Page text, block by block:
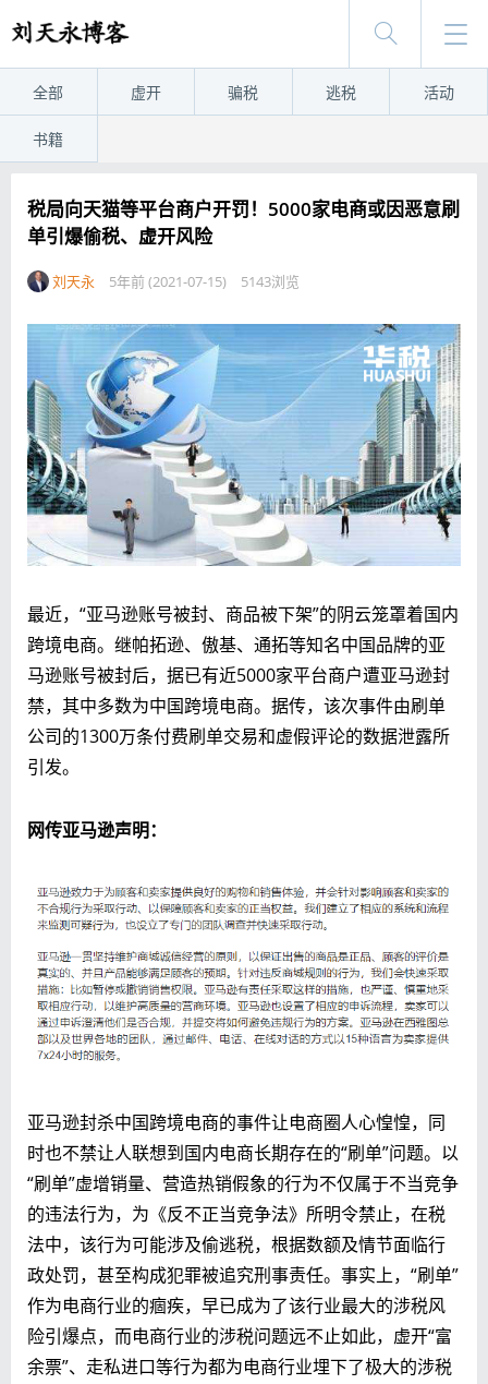
全部 虚开 骗税 逃税 活动
书籍
税局向天猫等平台商户开罚！5000家电商或因恶意刷
单引爆偷税、虚开风险
刘天永 5年前 (2021-07-15) 5143浏览
最近，“亚马逊账号被封、商品被下架”的阴云笼罩着国内
跨境电商。继帕拓逊、傲基、通拓等知名中国品牌的亚
马逊账号被封后，据已有近5000家平台商户遭亚马逊封
禁，其中多数为中国跨境电商。据传，该次事件由刷单
公司的1300万条付费刷单交易和虚假评论的数据泄露所
引发。
网传亚马逊声明：
亚马逊封杀中国跨境电商的事件让电商圈人心惶惶，同
时也不禁让人联想到国内电商长期存在的“刷单”问题。以
“刷单”虚增销量、营造热销假象的行为不仅属于不当竞争
的违法行为，为《反不正当竞争法》所明令禁止，在税
法中，该行为可能涉及偷逃税，根据数额及情节面临行
政处罚，甚至构成犯罪被追究刑事责任。事实上，“刷单”
作为电商行业的痼疾，早已成为了该行业最大的涉税风
险引爆点，而电商行业的涉税问题远不止如此，虚开“富
余票”、走私进口等行为都为电商行业埋下了极大的涉税